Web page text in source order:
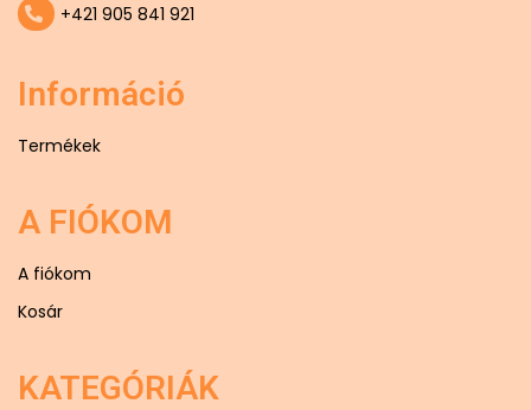
+421 905 841 921
Információ
Termékek
A FIÓKOM
A fiókom
Kosár
KATEGÓRIÁK